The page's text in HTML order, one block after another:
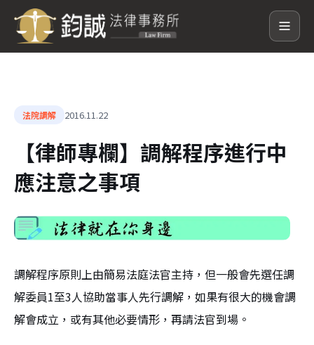
法院調解 2016.11.22
【律師專欄】調解程序進行中
應注意之事項
調解程序原則上由簡易法庭法官主持，但一般會先選任調
解委員1至3人協助當事人先行調解，如果有很大的機會調
解會成立，或有其他必要情形，再請法官到場。